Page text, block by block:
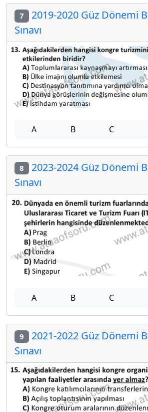
7 2019-2020 Güz Dönemi
Sınavı
A B C
8 2023-2024 Güz Dönemi
Sınavı
A B C
9 2021-2022 Güz Dönemi
Sınavı